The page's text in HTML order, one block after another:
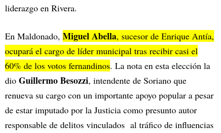
liderazgo en Rivera.
En Maldonado, Miguel Abella, sucesor de Enrique Antía,
ocupará el cargo de líder municipal tras recibir casi el
60% de los votos fernandinos. La nota en esta elección la
dio Guillermo Besozzi, intendente de Soriano que
renueva su cargo con un importante apoyo popular a pesar
de estar imputado por la Justicia como presunto autor
responsable de delitos vinculados al tráfico de influencias